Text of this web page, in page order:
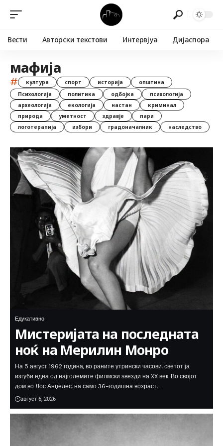
Вести Авторски текстови Интервјуа Дијаспора
мафија
# култура спорт историја
општина
Психологија
политика одбојка
психологија
археологија
екологија настан
криминал
природа
уметност здравје
пари
логотерапија
избори градоначалник наследство
Едукативно
Мистеријата на последната
ноќ на Мерилин Монро
На 5 август 1962 година, во раните утрински часови, светот ја
изгуби една од најголемите филмски ѕвезди на XX век. Во својот
дом во Лос Анџелес, на само 36-годишна возраст,…
август 6, 2026